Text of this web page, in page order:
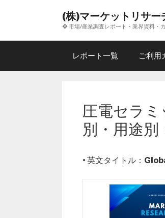
ン
(株)マーケットリサー
❖ 市場/産業調査レポート・業界資料・
レポート一覧 ご利用
圧電セラ
別・用途別
• 英文タイトル：